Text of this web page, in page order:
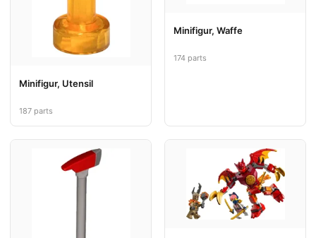
Minifigur, Utensil
187 parts
Minifigur, Waffe
174 parts